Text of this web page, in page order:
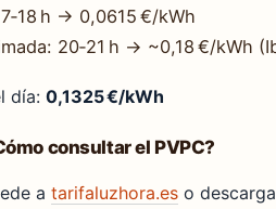
h → 0,0615 €/kWh
20‑21 h → ~0,18 €/kWh
día: 0,1325 €/kWh
consultar el PVPC?
a tarifaluzhora.es o